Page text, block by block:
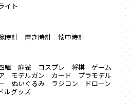
イト
時計 置き時計 懐中時計
駆 麻雀 コスプレ 将棋
ゲーム
モデルガン カード
プラモデル
ぬいぐるみ ラジコン
ドローン
ルグッズ